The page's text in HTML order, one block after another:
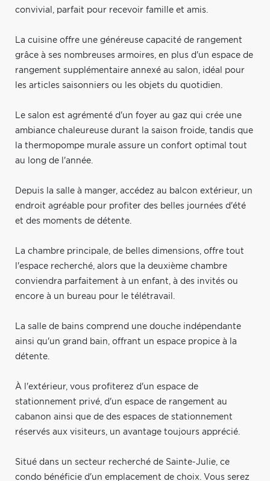
convivial, parfait pour recevoir famille et amis.
La cuisine offre une généreuse capacité de rangement
grâce à ses nombreuses armoires, en plus d'un espace de
rangement supplémentaire annexé au salon, idéal pour
les articles saisonniers ou les objets du quotidien.
Le salon est agrémenté d'un foyer au gaz qui crée une
ambiance chaleureuse durant la saison froide, tandis que
la thermopompe murale assure un confort optimal tout
au long de l'année.
Depuis la salle à manger, accédez au balcon extérieur, un
endroit agréable pour profiter des belles journées d'été
et des moments de détente.
La chambre principale, de belles dimensions, offre tout
l'espace recherché, alors que la deuxième chambre
conviendra parfaitement à un enfant, à des invités ou
encore à un bureau pour le télétravail.
La salle de bains comprend une douche indépendante
ainsi qu'un grand bain, offrant un espace propice à la
détente.
À l'extérieur, vous profiterez d'un espace de
stationnement privé, d'un espace de rangement au
cabanon ainsi que de des espaces de stationnement
réservés aux visiteurs, un avantage toujours apprécié.
Situé dans un secteur recherché de Sainte-Julie, ce
condo bénéficie d'un emplacement de choix. Vous serez